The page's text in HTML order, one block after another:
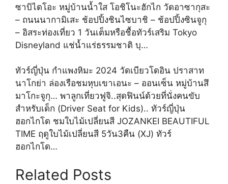
ซาบิไดโอะ หมู่บ้านน้ำใส โอชิโนะฮักไก วัดอาซากุสะ
– ถนนนากามิเสะ ช้อปปิ้งชินไซบาชิ – ช้อปปิ้งซินจูกุ
– อิสระท่องเที่ยว 1 วันเต็มหรือชื้อทัวร์เสริม Tokyo
Disneyland แช่น้ำแร่ธรรมชาติ บุ…
ทัวร์ญี่ปุ่น กำแพงหิมะ 2024 วัดเบียวโดอิน ปราสาท
นาโกย่า ล่องเรือชมหุบเขาเอนะ – ออนเซ็น หมู่บ้านสึ
มาโกะจูกุ… พาลูกเที่ยวฟูจิ..สุดฟินน์ด้วยที่นั่งคนขับ
สำหรับเด็ก (Driver Seat for Kids).. ทัวร์ญี่ปุ่น
ฮอกไกโด ชมใบไม้เปลี่ยนสี JOZANKEI BEAUTIFUL
TIME ฤดูใบไม้เปลี่ยนสี 5วัน3คืน (XJ) ทัวร์
ฮอกไกโด…
Related Posts